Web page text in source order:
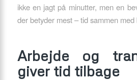
ikke en jagt på minutter, men en
der betyder mest – tid sammen med
Arbejde og
giver tid tilbage